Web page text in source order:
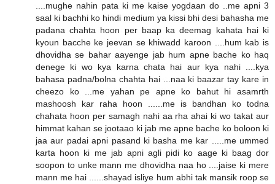
....mughe nahin pata ki me kaise yogdaan do ..me apni 3
saal ki bachhi ko hindi medium ya kissi bhi desi bahasha me
padana chahta hoon per baap ka deemag kahata hai ki
kyoun bacche ke jeevan se khiwadd karoon ....hum kab is
dhovidha se bahar aayenge jab hum apne bache ko haq
denege ki wo kya karna chata hai aur kya nahi ....kya
bahasa padna/bolna chahta hai ...naa ki baazar tay kare in
cheezo ko ...me yahan pe apne ko bahut hi asamrth
mashoosh kar raha hoon ......me is bandhan ko todna
chahata hoon per samagh nahi aa rha ahai ki wo takat aur
himmat kahan se jootaao ki jab me apne bache ko boloon ki
jaa aur padai apni pasand ki basha me kar .....me ummed
karta hoon ki me jab apni agli pidi ko aage ki baag dor
soopon to unke mann me dhovidha naa ho ....jaise ki mere
mann me hai ......shayad isliye hum abhi tak mansik roop se